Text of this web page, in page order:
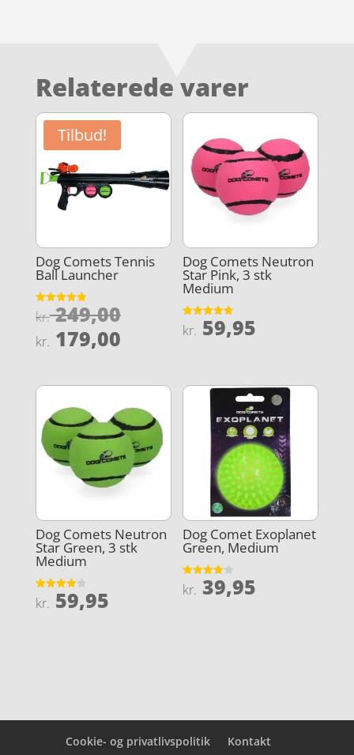
Relaterede varer
Tilbud!
Dog Comets Tennis
Ball Launcher
Vurderet
4.9
kr.249,00Den
oprindelige
kr. 249,00.
kr. 179,00Den
pris
kr. 179,00.
Dog Comets Neutron
Star Pink, 3 stk
Medium
Vurderet
4.8
kr. 59,95
Dog Comets Neutron
Star Green, 3 stk
Medium
Vurderet
4
kr. 59,95
Dog Comet Exoplanet
Green, Medium
Vurderet
3.9
kr. 39,95
Cookie- og privatlivspolitik Kontakt